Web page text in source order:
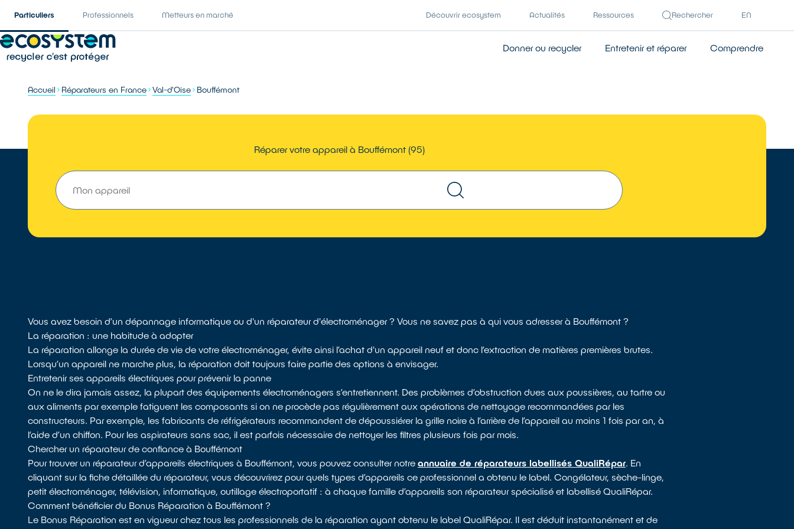
Particuliers Professionnels Metteurs en marché Découvrir ecosystem Actualités Ressources Rechercher EN
Donner ou recycler Entretenir et réparer Comprendre
Accueil Réparateurs en France Val-d'Oise Bouffémont
Réparer votre appareil à Bouffémont (95)
Vous avez besoin d’un dépannage informatique ou d'un réparateur d'électroménager ? Vous ne savez pas à qui vous adresser à Bouffémont ?
La réparation : une habitude à adopter
La réparation allonge la durée de vie de votre électroménager, évite ainsi l’achat d'un appareil neuf et donc l’extraction de matières premières brutes.
Lorsqu’un appareil ne marche plus, la réparation doit toujours faire partie des options à envisager.
Entretenir ses appareils électriques pour prévenir la panne
On ne le dira jamais assez, la plupart des équipements électroménagers s’entretiennent. Des problèmes d’obstruction dues aux poussières, au tartre ou
aux aliments par exemple fatiguent les composants si on ne procède pas régulièrement aux opérations de nettoyage recommandées par les
constructeurs. Par exemple, les fabricants de réfrigérateurs recommandent de dépoussiérer la grille noire à l’arrière de l’appareil au moins 1 fois par an, à
l’aide d’un chiffon. Pour les aspirateurs sans sac, il est parfois nécessaire de nettoyer les filtres plusieurs fois par mois.
Chercher un réparateur de confiance à Bouffémont
Pour trouver un réparateur d’appareils électriques à Bouffémont, vous pouvez consulter notreannuaire de réparateurs labellisés QualiRépar. En
cliquant sur la fiche détaillée du réparateur, vous découvrirez pour quels types d’appareils ce professionnel a obtenu le label. Congélateur, sèche-linge,
petit électroménager, télévision, informatique, outillage électroportatif : à chaque famille d’appareils son réparateur spécialisé et labellisé QualiRépar.
Comment bénéficier du Bonus Réparation à Bouffémont ?
Le Bonus Réparation est en vigueur chez tous les professionnels de la réparation ayant obtenu le label QualiRépar. Il est déduit instantanément et de